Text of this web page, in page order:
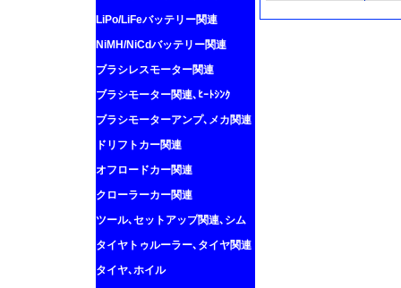
LiPo/LiFeバッテリー関連
NiMH/NiCdバッテリー関連
ブラシレスモーター関連
ブラシモーター関連､ﾋｰﾄｼﾝｸ
ブラシモーターアンプ､メカ関連
ドリフトカー関連
オフロードカー関連
クローラーカー関連
ツール､セットアップ関連､シム
タイヤトゥルーラー､タイヤ関連
タイヤ､ホイル